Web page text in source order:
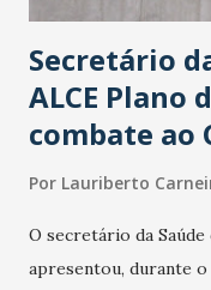
Secretário
ALCE Plano
combate ao
Por Lauriberto
O secretário da
apresentou, durante o